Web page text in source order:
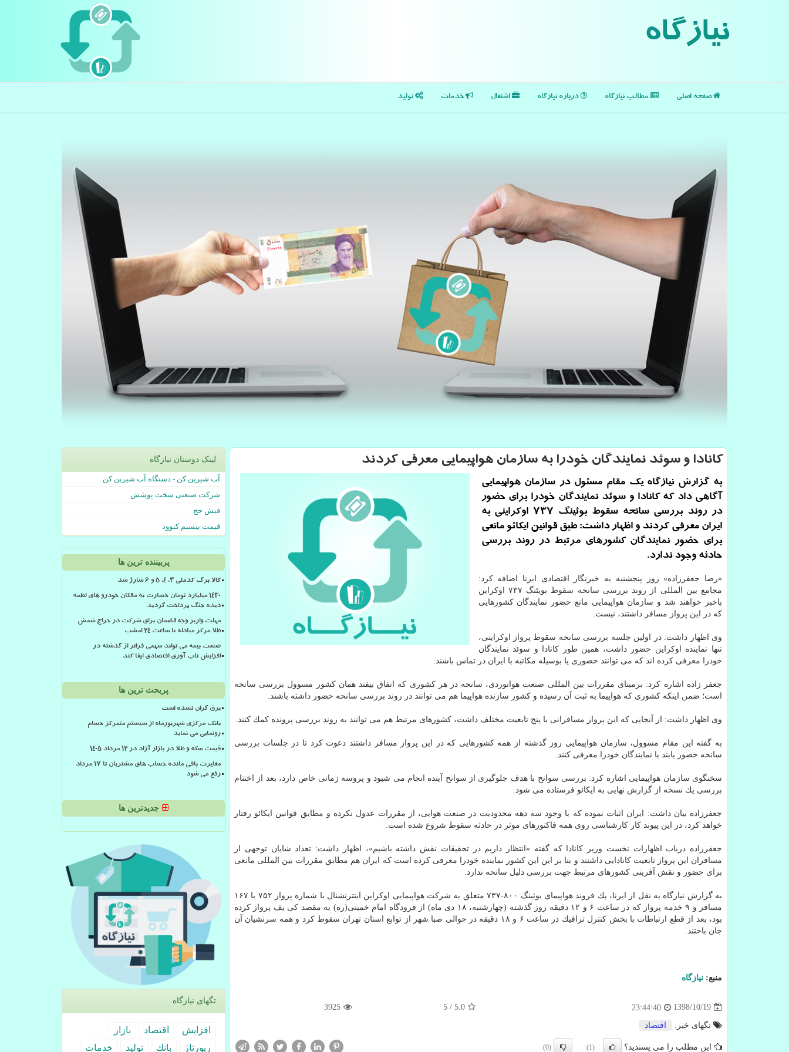
نیازگاه
صفحه اصلی مطالب نیازگاه درباره نیازگاه اشتغال خدمات تولید
كانادا و سوئد نمایندگان خودرا به سازمان هواپیمایی معرفی كردند
به گزارش نیازگاه یك مقام مسئول در سازمان هواپیمایی
آگاهی داد كه كانادا و سوئد نمایندگان خودرا برای حضور
در روند بررسی سانحه سقوط بوئینگ ۷۳۷ اوكراینی به
ایران معرفی كردند و اظهار داشت: طبق قوانین ایكائو مانعی
برای حضور نمایندگان كشورهای مرتبط در روند بررسی
حادثه وجود ندارد.
«رضا جعفرزاده» روز پنجشنبه به خبرنگار اقتصادی ایرنا اضافه كرد:
مجامع بین المللی از روند بررسی سانحه سقوط بویئنگ ۷۳۷ اوكراین
باخبر خواهند شد و سازمان هواپیمایی مانع حضور نمایندگان كشورهایی
كه در این پرواز مسافر داشتند، نیست.
وی اظهار داشت: در اولین جلسه بررسی سانحه سقوط پرواز اوكراینی،
تنها نماینده اوكراین حضور داشت، همین طور كانادا و سوئد نمایندگان
خودرا معرفی كرده اند كه می توانند حضوری یا بوسیله مكاتبه با ایران در تماس باشند.
جعفر زاده اشاره كرد: برمبنای مقررات بین المللی صنعت هوانوردی، سانحه در هر كشوری كه اتفاق بیفتد همان كشور مسوول بررسی سانحه
است؛ ضمن اینكه كشوری كه هواپیما به ثبت آن رسیده و كشور سازنده هواپیما هم می توانند در روند بررسی سانحه حضور داشته باشند.
وی اظهار داشت: از آنجایی كه این پرواز مسافرانی با پنج تابعیت مختلف داشت، كشورهای مرتبط هم می توانند به روند بررسی پرونده كمك كنند.
به گفته این مقام مسوول، سازمان هواپیمایی روز گذشته از همه كشورهایی كه در این پرواز مسافر داشتند دعوت كرد تا در جلسات بررسی
سانحه حضور یابند یا نمایندگان خودرا معرفی كنند.
سخنگوی سازمان هواپیمایی اشاره كرد: بررسی سوانح با هدف جلوگیری از سوانح آینده انجام می شیود و پروسه زمانی خاص دارد، بعد از اختتام
بررسی یك نسخه از گزارش نهایی به ایكائو فرستاده می شود.
جعفرزاده بیان داشت: ایران اثبات نموده كه با وجود سه دهه محدودیت در صنعت هوایی، از مقررات عدول نكرده و مطابق قوانین ایكائو رفتار
خواهد كرد، در این پیوند كار كارشناسی روی همه فاكتورهای موثر در حادثه سقوط شروع شده است.
جعفرزاده درباب اظهارات نخست وزیر كانادا كه گفته «انتظار داریم در تحقیقات نقش داشته باشیم»، اظهار داشت: تعداد شایان توجهی از
مسافران این پرواز تابعیت كانادایی داشتند و بنا بر این این كشور نماینده خودرا معرفی كرده است كه ایران هم مطابق مقررات بین المللی مانعی
برای حضور و نقش آفرینی كشورهای مرتبط جهت بررسی دلیل سانحه ندارد.
به گزارش نیازگاه به نقل از ایرنا، یك فروند هواپیمای بوئینگ ۸۰۰-۷۳۷ متعلق به شركت هواپیمایی اوكراین اینترنشنال با شماره پرواز ۷۵۲ با ۱۶۷
مسافر و ۹ خدمه پرواز كه در ساعت ۶ و ۱۲ دقیقه روز گذشته (چهارشنبه، ۱۸ دی ماه) از فرودگاه امام خمینی(ره) به مقصد كی یف پرواز كرده
بود، بعد از قطع ارتباطات با بخش كنترل ترافیك در ساعت ۶ و ۱۸ دقیقه در حوالی صبا شهر از توابع استان تهران سقوط كرد و همه سرنشیان آن
جان باختند.
منبع: نیازگاه
1398/10/19
23:44:40
5.0
/
5
3925
تگهای خبر: اقتصاد
این مطلب را می پسندید؟ (1)
(0)
لینک دوستان نیازگاه
آب شیرین کن - دستگاه آب شیرین کن
شرکت صنعتی سخت پوشش
فیش حج
قیمت بیسیم کنوود
پربیننده ترین ها
کالا برگ کدملی 3، 4، 5 و 6 شارژ شد
۱۴۳۰ میلیارد تومان خسارت به مالکان خودرو های لطمه
دیده جنگ پرداخت گردید
مهلت واریز وجه الضمان برای شرکت در حراج شمش
طلا مرکز مبادله تا ساعت ۲۴ امشب
صنعت بیمه می تواند سهمی فراتر از گذشته در
افزایش تاب آوری اقتصادی ایفا کند
پربحث ترین ها
برق گران نشده است
بانک مرکزی شهریورماه از سیستم متمرکز حسام
رونمایی می نماید
قیمت سکه و طلا در بازار آزاد در ۱۲ مرداد ۱۴۰۵
مغایرت باقی مانده حساب های مشتریان تا 17 مرداد
رفع می شود
جدیدترین ها
تگهای نیازگاه
افزایش اقتصاد
بازار
رپورتاژ
بانك تولید
خدمات